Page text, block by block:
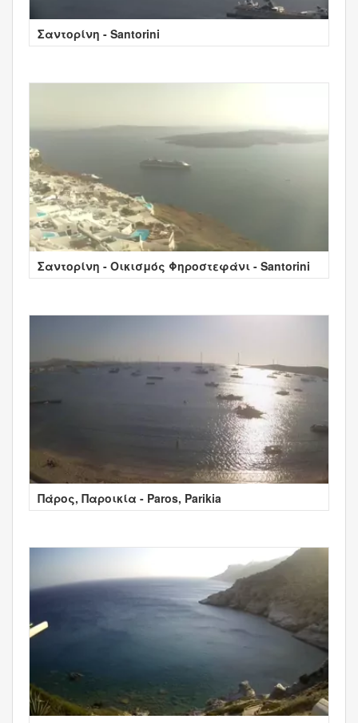
Σαντορίνη - Santorini
Σαντορίνη - Οικισμός Φηροστεφάνι - Santorini
Πάρος, Παροικία - Paros, Parikia